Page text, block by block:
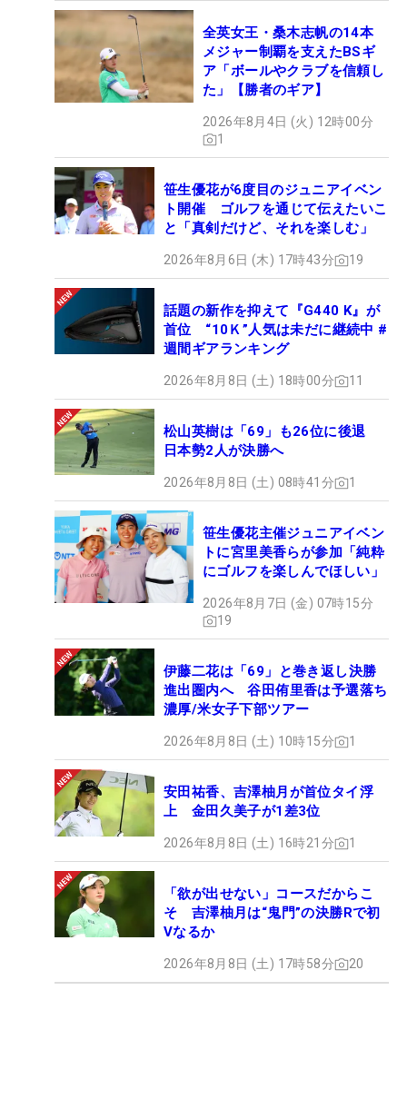
全英女王・桑木志帆の14本
メジャー制覇を支えたBSギ
ア「ボールやクラブを信頼し
た」【勝者のギア】
2026年8月4日 (火) 12時00分
1
笹生優花が6度目のジュニアイベン
ト開催 ゴルフを通じて伝えたいこ
と「真剣だけど、それを楽しむ」
2026年8月6日 (木) 17時43分 19
話題の新作を抑えて『G440 K』が
首位 “10Ｋ”人気は未だに継続中 #
週間ギアランキング
2026年8月8日 (土) 18時00分 11
松山英樹は「69」も26位に後退
日本勢2人が決勝へ
2026年8月8日 (土) 08時41分 1
笹生優花主催ジュニアイベン
トに宮里美香らが参加「純粋
にゴルフを楽しんでほしい」
2026年8月7日 (金) 07時15分
19
伊藤二花は「69」と巻き返し決勝
進出圏内へ 谷田侑里香は予選落ち
濃厚/米女子下部ツアー
2026年8月8日 (土) 10時15分 1
安田祐香、吉澤柚月が首位タイ浮
上 金田久美子が1差3位
2026年8月8日 (土) 16時21分 1
「欲が出せない」コースだからこ
そ 吉澤柚月は“鬼門”の決勝Rで初
Vなるか
2026年8月8日 (土) 17時58分 20